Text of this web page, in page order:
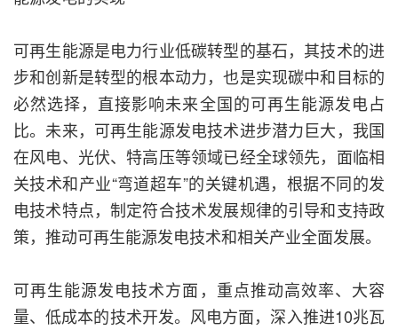
可再生能源是电力行业低碳转型的基石，其技术的进
步和创新是转型的根本动力，也是实现碳中和目标的
必然选择，直接影响未来全国的可再生能源发电占
比。未来，可再生能源发电技术进步潜力巨大，我国
在风电、光伏、特高压等领域已经全球领先，面临相
关技术和产业“弯道超车”的关键机遇，根据不同的发
电技术特点，制定符合技术发展规律的引导和支持政
策，推动可再生能源发电技术和相关产业全面发展。
可再生能源发电技术方面，重点推动高效率、大容
量、低成本的技术开发。风电方面，深入推进10兆瓦